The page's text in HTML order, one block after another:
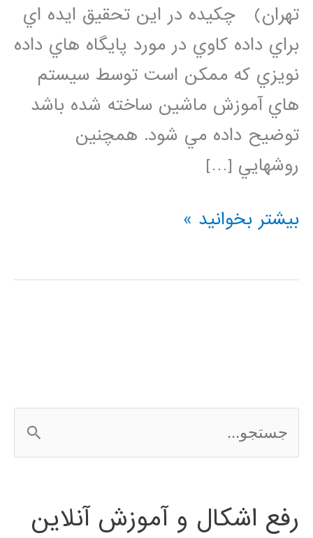
تهران) چکيده در اين تحقيق ايده اي
براي داده کاوي در مورد پايگاه هاي داده
نويزي که ممکن است توسط سيستم
هاي آموزش ماشين ساخته شده باشد
توضيح داده مي شود. همچنين
روشهايي […]
نويز
داده
بیشتر بخوانید »
س
ج
رفع اشکال و آموزش آنلاین